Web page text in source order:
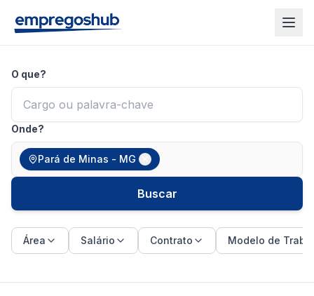
O que?
Onde?
Pará de Minas - MG
Buscar
Área Salário Contrato Modelo de